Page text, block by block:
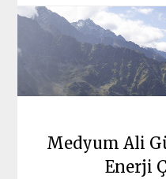
Medyum Ali
Enerji